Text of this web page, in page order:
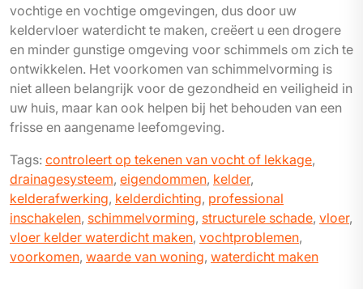
vochtige en vochtige omgevingen, dus door uw
keldervloer waterdicht te maken, creëert u een drogere
en minder gunstige omgeving voor schimmels om zich te
ontwikkelen. Het voorkomen van schimmelvorming is
niet alleen belangrijk voor de gezondheid en veiligheid in
uw huis, maar kan ook helpen bij het behouden van een
frisse en aangename leefomgeving.
Tags: controleert op tekenen van vocht of lekkage,
drainagesysteem, eigendommen, kelder,
kelderafwerking, kelderdichting, professional
inschakelen, schimmelvorming, structurele schade, vloer,
vloer kelder waterdicht maken, vochtproblemen,
voorkomen, waarde van woning, waterdicht maken